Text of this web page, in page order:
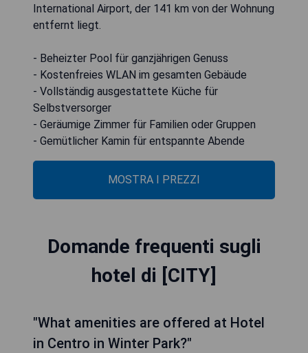
International Airport, der 141 km von der Wohnung
entfernt liegt.
- Beheizter Pool für ganzjährigen Genuss
- Kostenfreies WLAN im gesamten Gebäude
- Vollständig ausgestattete Küche für
Selbstversorger
- Geräumige Zimmer für Familien oder Gruppen
- Gemütlicher Kamin für entspannte Abende
MOSTRA I PREZZI
Domande frequenti sugli
hotel di [CITY]
"What amenities are offered at Hotel
in Centro in Winter Park?"